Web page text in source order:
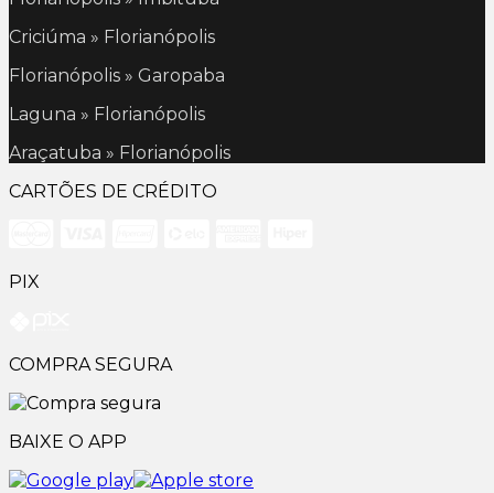
Criciúma » Florianópolis
Florianópolis » Garopaba
Laguna » Florianópolis
Araçatuba » Florianópolis
CARTÕES DE CRÉDITO
PIX
COMPRA SEGURA
BAIXE O APP